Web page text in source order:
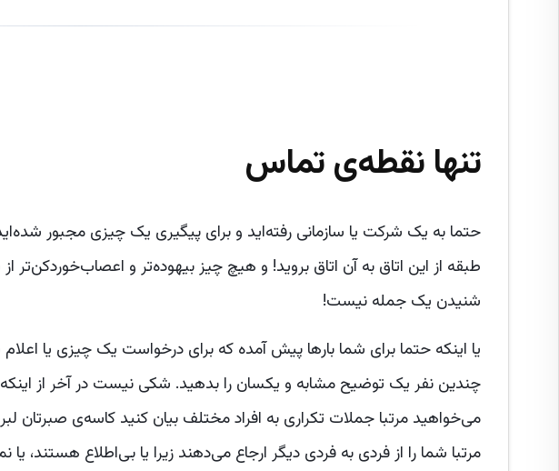
تنها نقطه‌ی تماس
حتما به یک شرکت یا سازمانی رفته‌اید و برای پیگیری یک چیزی مجبور
طبقه از این اتاق به آن اتاق بروید! و هیچ چیز بیهوده‌تر و اعصاب‌خوردکن‌تر
شنیدن یک جمله نیست!
یا اینکه حتما برای شما بارها پیش آمده که برای درخواست یک چیزی یا
چندین نفر یک توضیح مشابه و یکسان را بدهید. شکی نیست در آخر از اینکه
می‌خواهید مرتبا جملات تکراری به افراد مختلف بیان کنید کاسه‌ی صبرتان
مرتبا شما را از فردی به فردی دیگر ارجاع‌ می‌دهند زیرا یا بی‌اطلاع هستند، یا